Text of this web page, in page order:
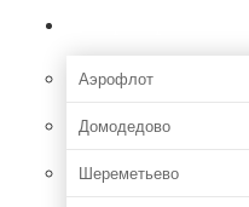
Аэрофлот
Домодедово
Шереметьево